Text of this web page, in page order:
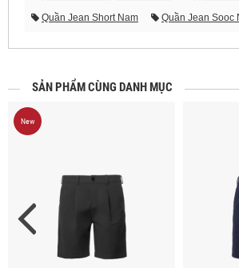
Quần Jean Short Nam
Quần Jean Sooc
Quần Sooc Jean Nam Giá Rẻ
SẢN PHẨM CÙNG DANH MỤC
New